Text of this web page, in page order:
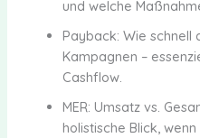
und welche
Payback: Wie schnell
Kampagnen –
Cashflow.
MER: Umsatz vs.
holistische Blick,